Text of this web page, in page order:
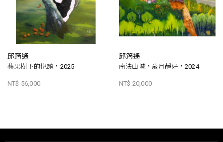
邱筠遙
蘋果樹下的悅讀，2025
NT$ 56,000
邱筠遙
南法山城，歲月靜好，2024
NT$ 20,000